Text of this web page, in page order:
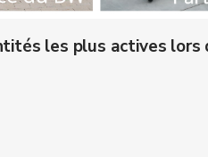
les plus actives